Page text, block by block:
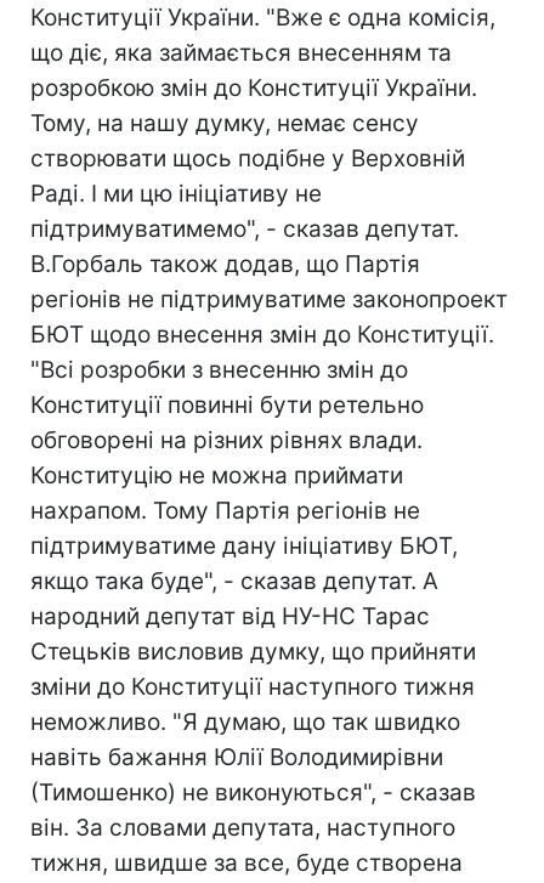
Конституції України. "Вже є одна комісія,
що діє, яка займається внесенням та
розробкою змін до Конституції України.
Тому, на нашу думку, немає сенсу
створювати щось подібне у Верховній
Раді. І ми цю ініціативу не
підтримуватимемо", - сказав депутат.
В.Горбаль також додав, що Партія
регіонів не підтримуватиме законопроект
БЮТ щодо внесення змін до Конституції.
"Всі розробки з внесенню змін до
Конституції повинні бути ретельно
обговорені на різних рівнях влади.
Конституцію не можна приймати
нахрапом. Тому Партія регіонів не
підтримуватиме дану ініціативу БЮТ,
якщо така буде", - сказав депутат. А
народний депутат від НУ-НС Тарас
Стецьків висловив думку, що прийняти
зміни до Конституції наступного тижня
неможливо. "Я думаю, що так швидко
навіть бажання Юлії Володимирівни
(Тимошенко) не виконуються", - сказав
він. За словами депутата, наступного
тижня, швидше за все, буде створена